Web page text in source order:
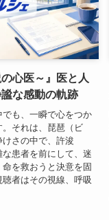
心医～』医と人
な感動の軌跡
も、一瞬で心をつか
。それは、琵琶（ビ
さの中で、許浚
な患者を前にして、迷
を救おうと決意を固
者はその視線、呼吸